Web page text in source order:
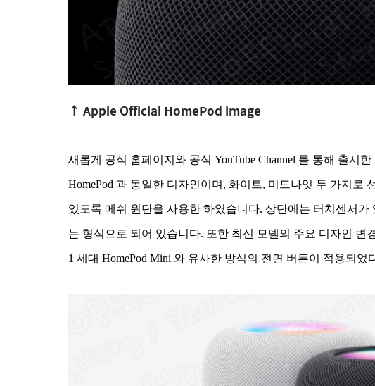
↑ Apple Official HomePod image
새롭게 공식 홈페이지와 공식 YouTube Channel 를 통해 출시
HomePod 과 동일한 디자인이며, 화이트, 미드나잇 두 가지로
있도록 메쉬 원단을 사용한 하였습니다. 상단에는 터치센서
는 형식으로 되어 있습니다. 또한 최신 모델의 주요 디자인 변
1 세대 HomePod Mini 와 유사한 방식의 전면 버튼이 적용되었